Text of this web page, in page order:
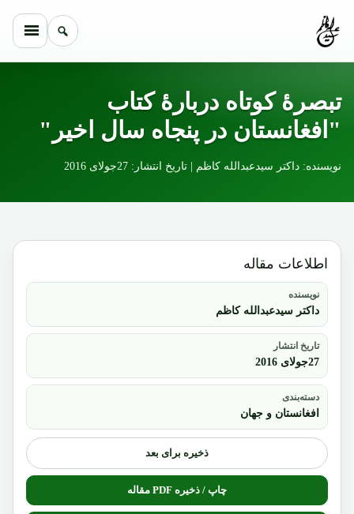
تبصرۀ کوتاه دربارۀ کتاب
"افغانستان در پنجاه سال اخیر"
نویسنده: داکتر سیدعبدالله کاظم | تاریخ انتشار: 27جولای 2016
اطلاعات مقاله
نویسنده
داکتر سیدعبدالله کاظم
تاریخ انتشار
27جولای 2016
دسته‌بندی
افغانستان و جهان
ذخیره برای بعد
چاپ / ذخیره PDF مقاله